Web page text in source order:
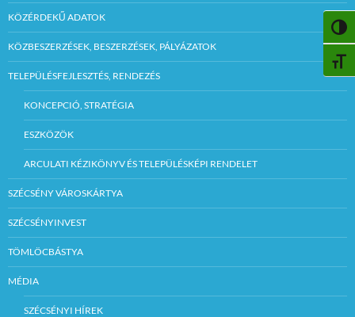
KÖZÉRDEKŰ ADATOK
KÖZBESZERZÉSEK, BESZERZÉSEK, PÁLYÁZATOK
TELEPÜLÉSFEJLESZTÉS, RENDEZÉS
KONCEPCIÓ, STRATÉGIA
ESZKÖZÖK
ARCULATI KÉZIKÖNYV ÉS TELEPÜLÉSKÉPI RENDELET
SZÉCSÉNY VÁROSKÁRTYA
SZÉCSÉNYINVEST
TÖMLÖCBÁSTYA
MÉDIA
SZÉCSÉNYI HÍREK